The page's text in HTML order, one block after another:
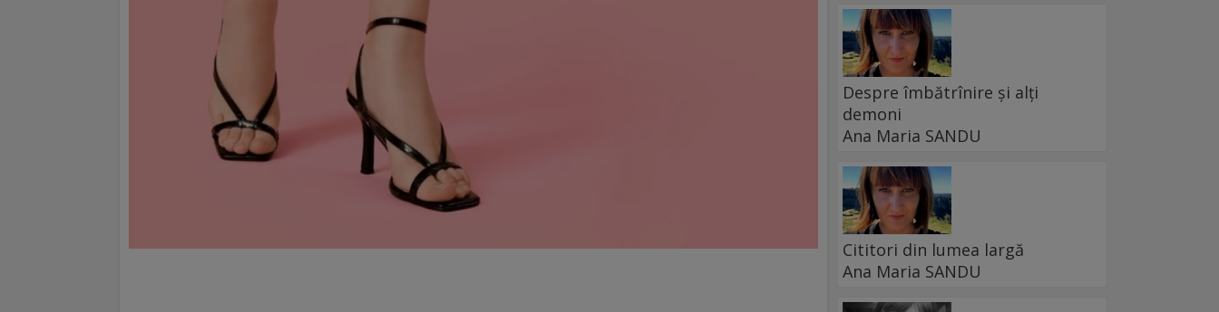
Despre îmbătrînire și alți
demoni
Ana Maria SANDU
Cititori din lumea largă
Ana Maria SANDU